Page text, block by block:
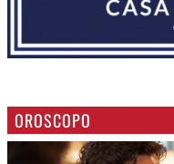
OROSCOPO